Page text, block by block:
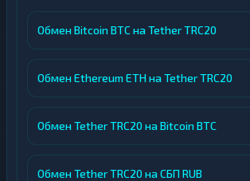
Обмен Bitcoin BTC на Tether TRC20
Обмен Ethereum ETH на Tether TRC20
Обмен Tether TRC20 на Bitcoin BTC
Обмен Tether TRC20 на СБП RUB